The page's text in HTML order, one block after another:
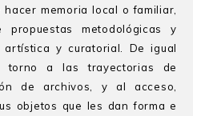
memoria local o familiar,
metodológicas y
y curatorial. De igual
torno a las trayectorias de
de archivos, y al acceso,
objetos que les dan forma e